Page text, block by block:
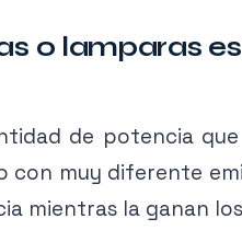
o lamparas
de potencia
muy diferente
mientras la ganan